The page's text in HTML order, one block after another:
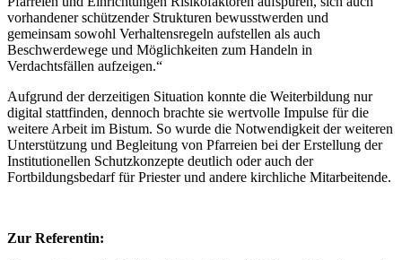
vorhandener schützender Strukturen bewusstwerden und
gemeinsam sowohl Verhaltensregeln aufstellen als auch
Beschwerdewege und Möglichkeiten zum Handeln in
Verdachtsfällen aufzeigen.“
Aufgrund der derzeitigen Situation konnte die Weiterbildung nur
digital stattfinden, dennoch brachte sie wertvolle Impulse für die
weitere Arbeit im Bistum. So wurde die Notwendigkeit der weiteren
Unterstützung und Begleitung von Pfarreien bei der Erstellung der
Institutionellen Schutzkonzepte deutlich oder auch der
Fortbildungsbedarf für Priester und andere kirchliche Mitarbeitende.
Zur Referentin: